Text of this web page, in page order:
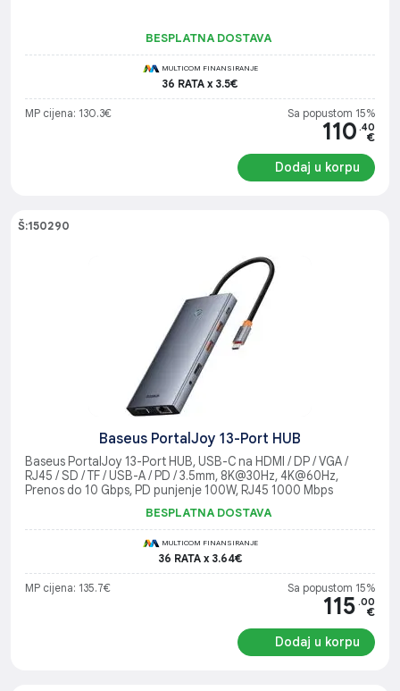
BESPLATNA DOSTAVA
MULTICOM FINANSIRANJE
36 RATA x 3.5€
MP cijena: 130.3€ Sa popustom 15%
110 .40
€
Dodaj u korpu
Š:150290
Baseus PortalJoy 13-Port HUB
Baseus PortalJoy 13-Port HUB, USB-C na HDMI / DP / VGA /
RJ45 / SD / TF / USB-A / PD / 3.5mm, 8K@30Hz, 4K@60Hz,
Prenos do 10 Gbps, PD punjenje 100W, RJ45 1000 Mbps
BESPLATNA DOSTAVA
MULTICOM FINANSIRANJE
36 RATA x 3.64€
MP cijena: 135.7€ Sa popustom 15%
115 .00
€
Dodaj u korpu